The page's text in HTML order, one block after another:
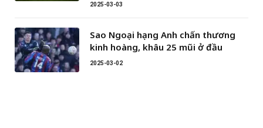
2025-03-03
Sao Ngoại hạng Anh chấn thương
kinh hoàng, khâu 25 mũi ở đầu
2025-03-02